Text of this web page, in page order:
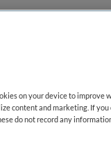
bepaald
on your device to
content and marketing. If
do not record any